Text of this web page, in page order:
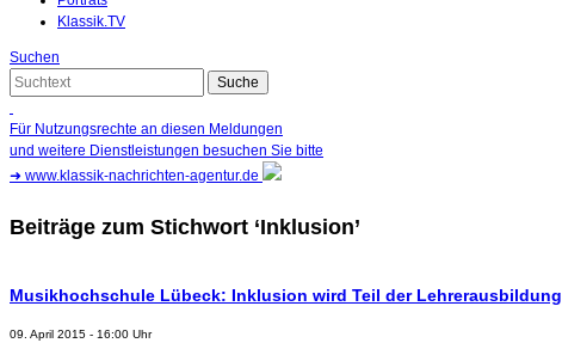
Klassik.TV
Suchen
Für Nutzungsrechte an diesen Meldungen
und weitere Dienstleistungen besuchen Sie bitte
➜ www.klassik-nachrichten-agentur.de
Beiträge zum Stichwort ‘Inklusion’
Musikhochschule Lübeck: Inklusion wird Teil der Lehrerausbildung
09. April 2015 - 16:00 Uhr